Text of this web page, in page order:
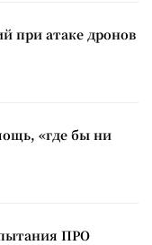
при атаке дронов
«где бы ни
ПРО